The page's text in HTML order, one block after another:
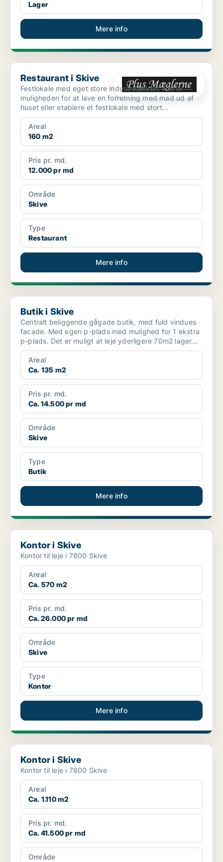
Lager
Mere info
Restaurant i Skive
Restaurant i Skive
Festlokale med eget store industrikøkken. Her er
muligheden for at lave en forretning med mad ud af
huset eller etablere et festlokale med stort
industrikøk...
Areal
160 m2
Pris pr. md.
12.000 pr md
Område
Skive
Type
Restaurant
Mere info
Butik i Skive
Butik i Skive
Centralt beliggende gågade butik, med fuld vindues
facade. Med egen p-plads med mulighed for 1 ekstra
p-plads. Det er muligt at leje yderligere 70m2 lager...
Areal
Ca. 135 m2
Pris pr. md.
Ca. 14.500 pr md
Område
Skive
Type
Butik
Mere info
Kontor i Skive
Kontor i Skive
Kontor til leje i 7800 Skive
Areal
Ca. 570 m2
Pris pr. md.
Ca. 26.000 pr md
Område
Skive
Type
Kontor
Mere info
Kontor i Skive
Kontor i Skive
Kontor til leje i 7800 Skive
Areal
Ca. 1.110 m2
Pris pr. md.
Ca. 41.500 pr md
Område